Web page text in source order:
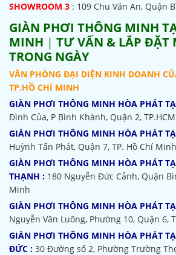
SHOWROOM 3 : 109 Chu Văn An, Quận
GIÀN PHƠI THÔNG MINH
MINH | TƯ VẤN & LẮP ĐẶT
TRONG NGÀY
VĂN PHÒNG ĐẠI DIỆN KINH DOANH
TP.HỒ CHÍ MINH
GIÀN PHƠI THÔNG MINH HÒA PHÁT
Đình Của, P Bình Khánh, Quận 2, TP.HCM
GIÀN PHƠI THÔNG MINH HÒA PHÁT
Huỳnh Tấn Phát, Quận 7, TP. Hồ Chí Minh
GIÀN PHƠI THÔNG MINH HÒA PHÁT
THẠNH : 180 Nguyễn Đức Cảnh, Quận
Minh
GIÀN PHƠI THÔNG MINH HÒA PHÁT
Nguyễn Văn Luông, Phường 10, Quận 6,
GIÀN PHƠI THÔNG MINH HÒA PHÁT
ĐỨC : 30 Đường số 2, Phường Trường